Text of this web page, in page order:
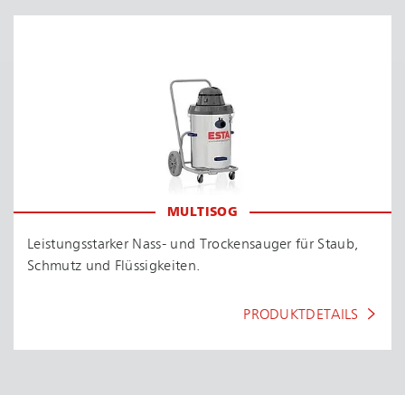
MULTISOG
Leis­tungs­star­ker Nass- und Trockensauger für Staub,
Schmutz und Flüssigkeiten.
PRODUKTDETAILS